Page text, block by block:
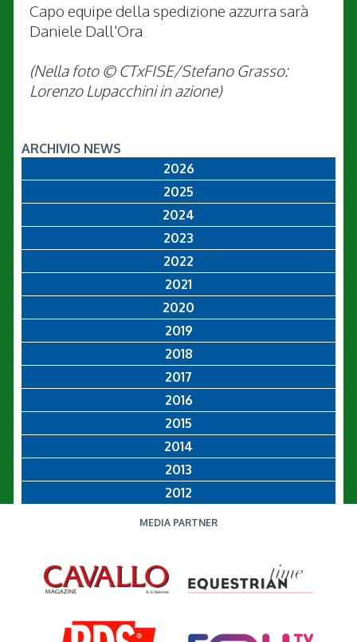
Capo equipe della spedizione azzurra sarà
Daniele Dall'Ora
(Nella foto © CTxFISE/Stefano Grasso:
Lorenzo Lupacchini in azione)
ARCHIVIO NEWS
2026
2025
2024
2023
2022
2021
2020
2019
2018
2017
2016
2015
2014
2013
2012
MEDIA PARTNER